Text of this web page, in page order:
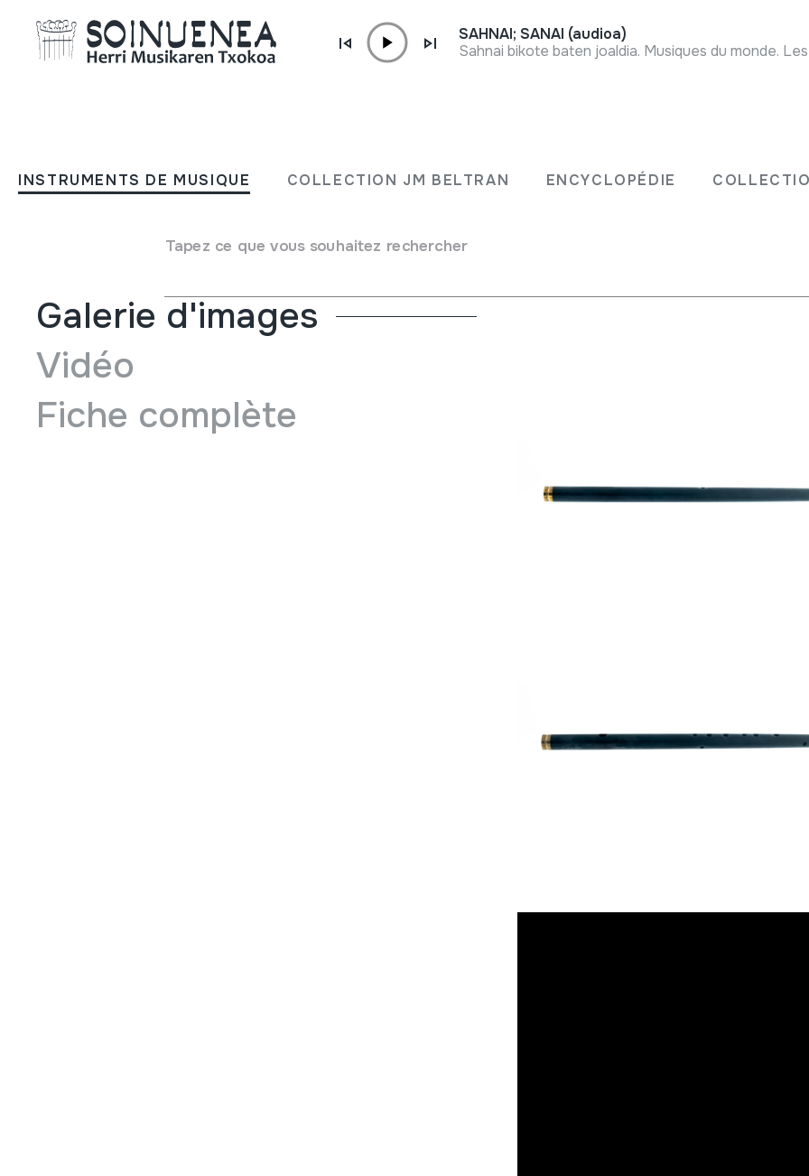
INSTRUMENTS DE MUSIQUE COLLECTION JM BELTRAN ENCYCLOPÉDIE
Tapez ce que vous souhaitez rechercher
SAHNAI; SANAI (audioa)
Sahnai bikote baten joaldia. Musiques du monde.
FIFRE
Type d'instrument de musique Aérophones ->Flûtes->Traversière
Galerie d'images
Vidéo
Fiche complète